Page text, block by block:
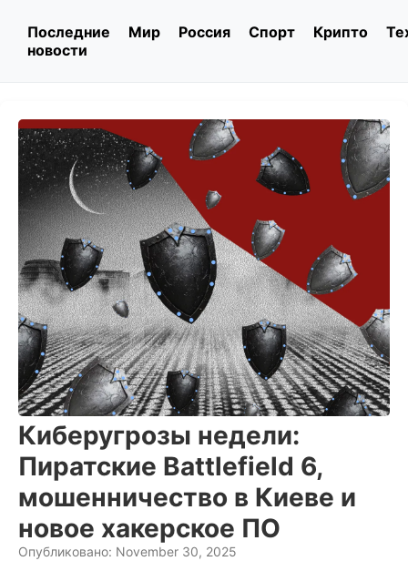
Последние
новости
Мир Россия Спорт Крипто
Киберугрозы недели:
Пиратские Battlefield 6,
мошенничество в Киеве и
новое хакерское ПО
Опубликовано: November 30, 2025